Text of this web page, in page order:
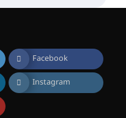
എസ്
Facebook
Instagram